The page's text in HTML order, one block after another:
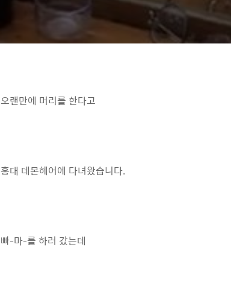
오랜만에 머리를 한다고
홍대 데몬헤어에 다녀왔습니다.
빠-마-를 하러 갔는데